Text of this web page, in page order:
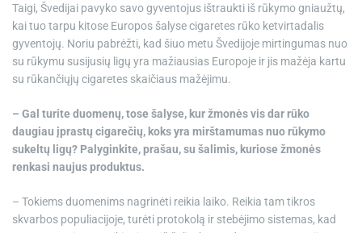
Taigi, Švedijai pavyko savo gyventojus ištraukti iš rūkymo gniaužtų,
kai tuo tarpu kitose Europos šalyse cigaretes rūko ketvirtadalis
gyventojų. Noriu pabrėžti, kad šiuo metu Švedijoje mirtingumas nuo
su rūkymu susijusių ligų yra mažiausias Europoje ir jis mažėja kartu
su rūkančiųjų cigaretes skaičiaus mažėjimu.
– Gal turite duomenų, tose šalyse, kur žmonės vis dar rūko
daugiau įprastų cigarečių, koks yra mirštamumas nuo rūkymo
sukeltų ligų? Palyginkite, prašau, su šalimis, kuriose žmonės
renkasi naujus produktus.
– Tokiems duomenims nagrinėti reikia laiko. Reikia tam tikros
skvarbos populiacijoje, turėti protokolą ir stebėjimo sistemas, kad